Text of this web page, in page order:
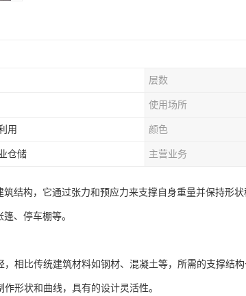
层数
使用场所
用 颜色
仓储 主营业务
结构，它通过张力和预应力来支撑自身重量并保持形
、停车棚等。
相比传统建筑材料如钢材、混凝土等，所需的支撑结
形状和曲线，具有的设计灵活性。